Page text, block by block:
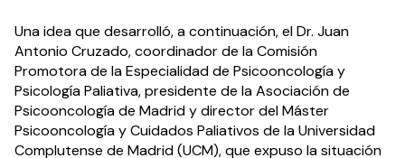
Una idea que desarrolló, a continuación, el Dr. Juan
Antonio Cruzado, coordinador de la Comisión
Promotora de la Especialidad de Psicooncología y
Psicología Paliativa, presidente de la Asociación de
Psicooncología de Madrid y director del Máster
Psicooncología y Cuidados Paliativos de la Universidad
Complutense de Madrid (UCM), que expuso la situación